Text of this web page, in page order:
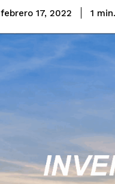
febrero 17, 2022 1 min.